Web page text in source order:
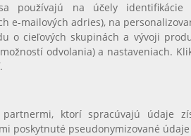
sa používajú na účely
e-mailových adries), na
o cieľových skupinách a vývoji
odvolania) a nastaveniach.
partnermi, ktorí spracúvajú údaje
poskytnuté pseudonymizované